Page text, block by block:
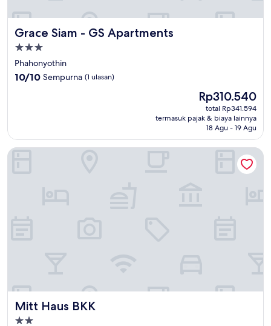
Grace Siam - GS Apartments
Grace Siam - GS Apartments
Properti
bintang
3.0
Phahonyothin
10.0
10/10 Sempurna (1 ulasan)
Harga
sekarang
Rp310.540
Rp310.540
total Rp341.594
termasuk pajak & biaya lainnya
18 Agu - 19 Agu
Mitt Haus BKK
Mitt Haus BKK
Properti
Mitt Haus BKK